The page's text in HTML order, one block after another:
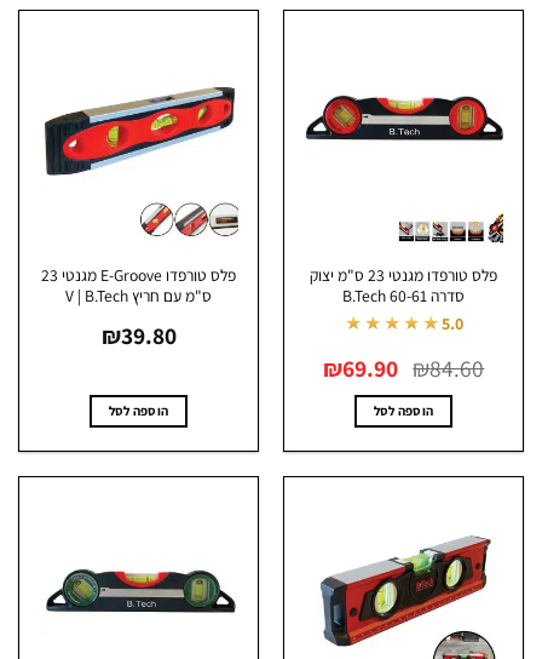
פלס טורפדו מגנטי 23 ס"מ יצוק
★★★★★
₪84.60 המקורי
היה:
₪84.60.
₪69.90 הנוכחי
הוא:
₪69.90.
הוספה לסל
פלס טורפדו E-Groove מגנטי 23
ס"מ עם חריץ V | B.Tech
₪39.80
הוספה לסל